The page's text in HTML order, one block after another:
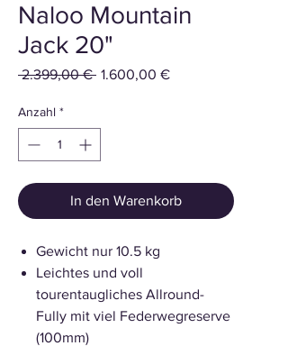
Naloo Mountain
Jack 20"
2.399,00 € Standardpreis
1.600,00 €Sale-
Anzahl *
In den Warenkorb
Gewicht nur 10.5 kg
Leichtes und voll
tourentaugliches Allround-
Fully mit viel Federwegreserve
(100mm)